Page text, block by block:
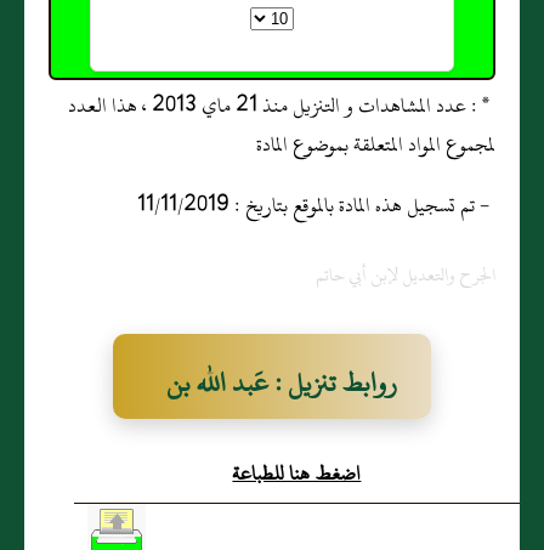
* : عدد المشاهدات و التنزيل منذ 21 ماي 2013 ، هذا العدد
لمجموع المواد المتعلقة بموضوع المادة
- تم تسجيل هذه المادة بالموقع بتاريخ : 11/11/2019
الجرح والتعديل لإبن أبي حاتم
روابط تنزيل : عَبد الله بن
غالب
اضغط هنا للطباعة